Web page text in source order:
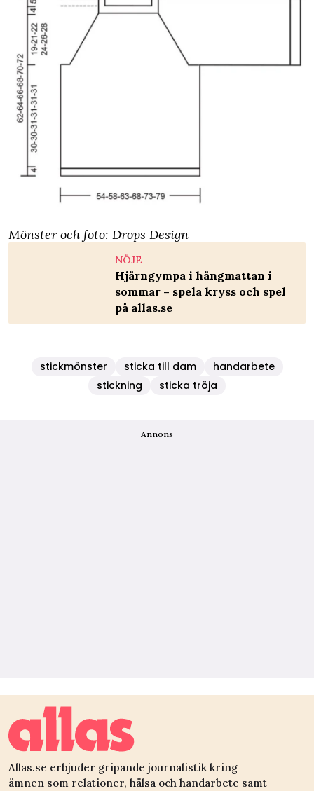
Mönster och foto: Drops Design
NÖJE
Hjärngympa i hängmattan i
sommar – spela kryss och spel
på allas.se
stickmönster sticka till dam
handarbete
stickning
sticka tröja
Annons
Allas.se erbjuder gripande journalistik kring
ämnen som relationer, hälsa och handarbete samt